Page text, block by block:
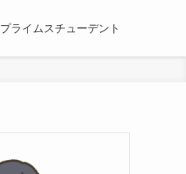
プライムスチューデント